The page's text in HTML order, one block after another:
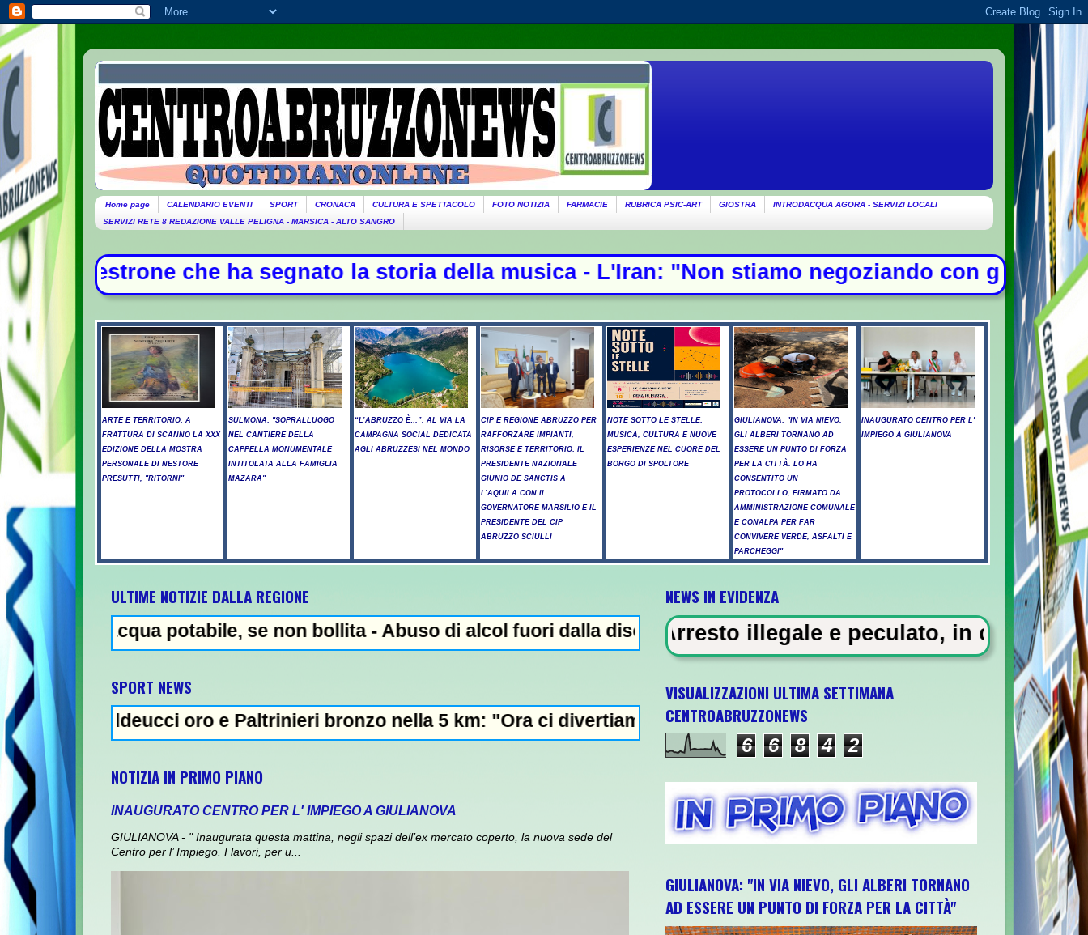
Home page CALENDARIO EVENTI SPORT CRONACA CULTURA E SPETTACOLO FOTO NOTIZIA FARMACIE RUBRICA PSIC-ART GIOSTRA
INTRODACQUA AGORA - SERVIZI LOCALI
SERVIZI RETE 8 REDAZIONE VALLE PELIGNA - MARSICA - ALTO SANGRO
ha segnato la storia della musica - L'Iran: "Non stiamo negoziando con gli Usa su Hormuz,
ARTE E TERRITORIO: A
FRATTURA DI SCANNO LA XXX
EDIZIONE DELLA MOSTRA
PERSONALE DI NESTORE
PRESUTTI, "RITORNI"
SULMONA: "SOPRALLUOGO
NEL CANTIERE DELLA
CAPPELLA MONUMENTALE
INTITOLATA ALLA FAMIGLIA
MAZARA"
“L’ABRUZZO È…”, AL VIA LA
CAMPAGNA SOCIAL DEDICATA
AGLI ABRUZZESI NEL MONDO
CIP E REGIONE ABRUZZO PER
RAFFORZARE IMPIANTI,
RISORSE E TERRITORIO: IL
PRESIDENTE NAZIONALE
GIUNIO DE SANCTIS A
L’AQUILA CON IL
GOVERNATORE MARSILIO E IL
PRESIDENTE DEL CIP
ABRUZZO SCIULLI
NOTE SOTTO LE STELLE:
MUSICA, CULTURA E NUOVE
ESPERIENZE NEL CUORE DEL
BORGO DI SPOLTORE
GIULIANOVA: "IN VIA NIEVO,
GLI ALBERI TORNANO AD
ESSERE UN PUNTO DI FORZA
PER LA CITTÀ. LO HA
CONSENTITO UN
PROTOCOLLO, FIRMATO DA
AMMINISTRAZIONE COMUNALE
E CONALPA PER FAR
CONVIVERE VERDE, ASFALTI E
PARCHEGGI"
INAUGURATO CENTRO PER L'
IMPIEGO A GIULIANOVA
ULTIME NOTIZIE DALLA REGIONE
potabile, se non bollita - Abuso di alcol fuori dalla discoteca, minorenni intossicati a Pescara - Il vento riaccende il
SPORT NEWS
oro e Paltrinieri bronzo nella 5 km: "Ora ci divertiamo in staffetta"- L'Italia U21 il 5 ottobre a Pescara l'ultima gara
NOTIZIA IN PRIMO PIANO
INAUGURATO CENTRO PER L' IMPIEGO A GIULIANOVA
GIULIANOVA - " Inaugurata questa mattina, negli spazi dell’ex mercato coperto, la nuova sede del
Centro per l’ Impiego. I lavori, per u...
NEWS IN EVIDENZA
NEWS IN EVIDENZA - Arresto illegale e peculato, in carcere 5 vigili urbani
VISUALIZZAZIONI ULTIMA SETTIMANA
CENTROABRUZZONEWS
6 6 8 4 2
GIULIANOVA: "IN VIA NIEVO, GLI ALBERI TORNANO
AD ESSERE UN PUNTO DI FORZA PER LA CITTÀ"